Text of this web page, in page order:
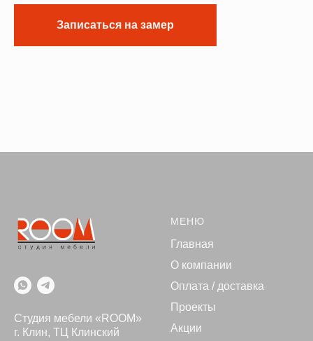
Записаться на замер
Студия мебели «ROOM»
г. Клин, ТЦ Клинский
МЕНЮ
Главная
О компании
Оплата / доставка
Проекты
Акции